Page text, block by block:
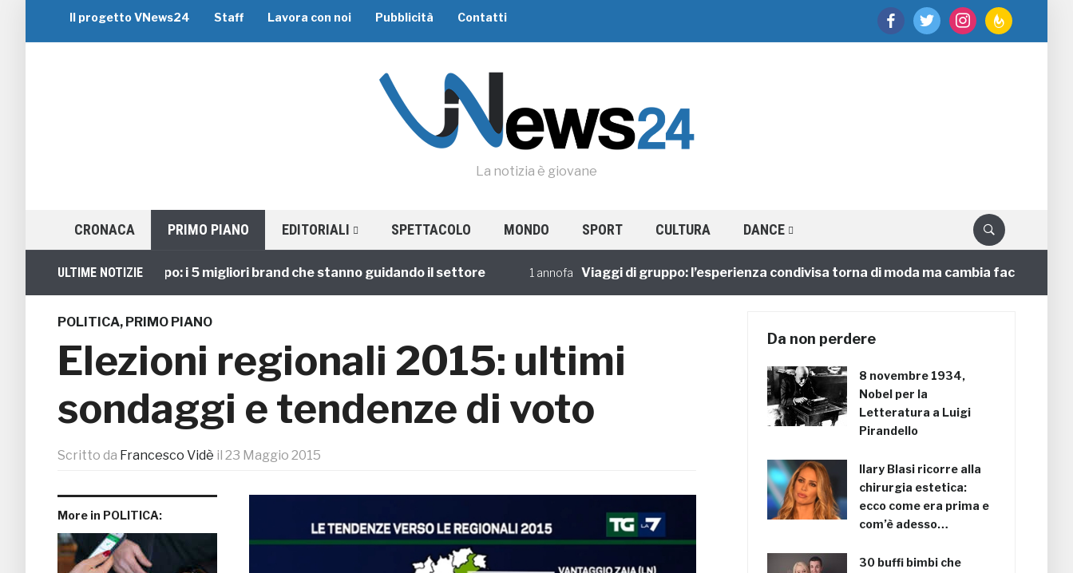
facebooktwitter instagramfeedburner
Il progetto VNews24 Staff Lavora con noi Pubblicità Contatti
La notizia è giovane
CRONACA PRIMO PIANO EDITORIALI SPETTACOLO MONDO SPORT CULTURA DANCE
ULTIME NOTIZIE
Viaggi di Gruppo: i 5 migliori brand che stanno guidando il settore 1 annofa Viaggi di gruppo: l’esperienza condivisa torna di moda ma cambia faccia
POLITICA, PRIMO PIANO
Elezioni regionali 2015: ultimi
sondaggi e tendenze di voto
Scritto da Francesco Vidè il 23 Maggio 2015
More in POLITICA:
Da non perdere
8 novembre 1934,
Nobel per la
Letteratura a Luigi
Pirandello
Ilary Blasi ricorre alla
chirurgia estetica:
ecco come era prima e
com’è adesso…
30 buffi bimbi che